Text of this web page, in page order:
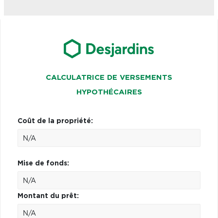
CALCULATRICE DE VERSEMENTS
HYPOTHÉCAIRES
Coût de la propriété:
Mise de fonds:
Montant du prêt: